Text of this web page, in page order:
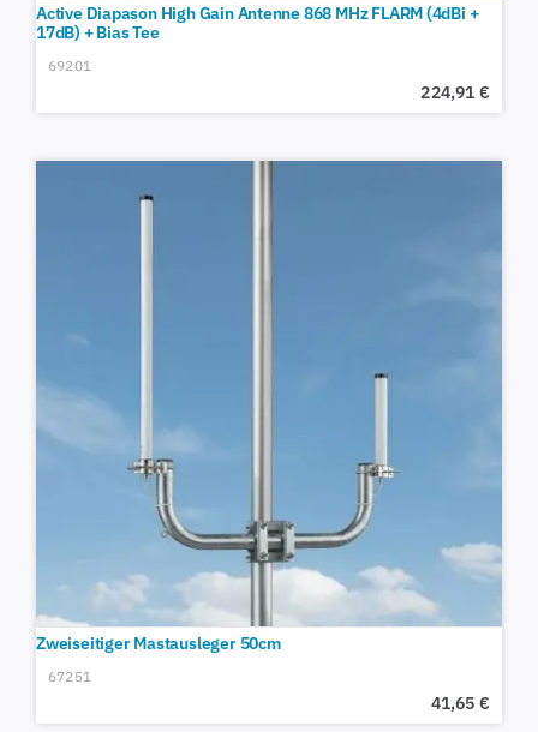
Active Diapason High Gain Antenne 868 MHz FLARM (4dBi +
17dB) + Bias Tee
69201
224,91 €
Zweiseitiger Mastausleger 50cm
67251
41,65 €